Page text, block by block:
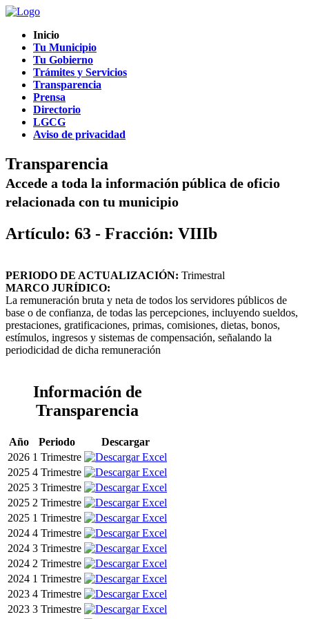
Inicio
Tu Municipio
Tu Gobierno
Trámites y Servicios
Transparencia
Prensa
Directorio
LGCG
Aviso de privacidad
Transparencia
Accede a toda la información pública de oficio
relacionada con tu municipio
Artículo: 63 - Fracción: VIIIb
PERIODO DE ACTUALIZACIÓN: Trimestral
MARCO JURÍDICO:
La remuneración bruta y neta de todos los servidores públicos de
base o de confianza, de todas las percepciones, incluyendo sueldos,
prestaciones, gratificaciones, primas, comisiones, dietas, bonos,
estímulos, ingresos y sistemas de compensación, señalando la
periodicidad de dicha remuneración
Información de
Transparencia
Año Periodo
Descargar
2026 1 Trimestre
2025 4 Trimestre
2025 3 Trimestre
2025 2 Trimestre
2025 1 Trimestre
2024 4 Trimestre
2024 3 Trimestre
2024 2 Trimestre
2024 1 Trimestre
2023 4 Trimestre
2023 3 Trimestre